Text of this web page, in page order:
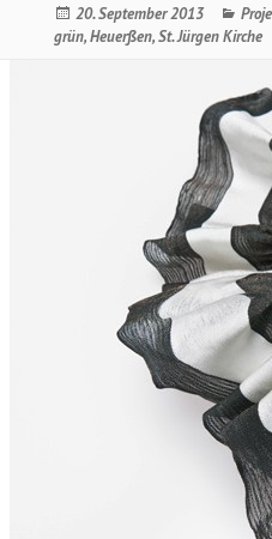
Veröffentlicht
am
20. September 2013
grün,Heuerßen,St. Jürgen Kirche